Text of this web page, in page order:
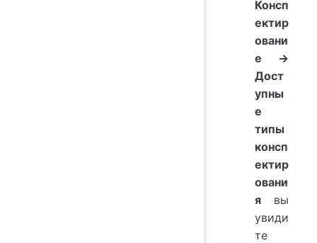
Консп
ектир
овани
е →
Дост
упны
е
типы
консп
ектир
овани
я вы
увиди
те